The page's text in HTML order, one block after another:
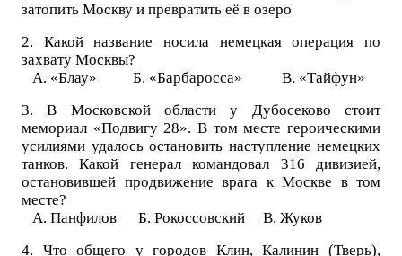
затопить Москву и превратить её в озеро
2. Какой название носила немецкая операция по
захвату Москвы?
А. «Блау» Б. «Барбаросса» В. «Тайфун»
3. В Московской области у Дубосеково стоит
мемориал «Подвигу 28». В том месте героическими
усилиями удалось остановить наступление немецких
танков. Какой генерал командовал 316 дивизией,
остановившей продвижение врага к Москве в том
месте?
А. Панфилов Б. Рокоссовский В. Жуков
4. Что общего у городов Клин, Калинин (Тверь),